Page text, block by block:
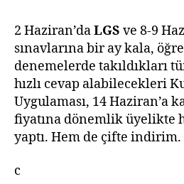
2 Haziran’daLGS ve 8-9
sınavlarına bir ay kala,
denemelerde takıldıkları
hızlı cevap alabilecekleri
Uygulaması, 14 Haziran’a
fiyatına dönemlik
yaptı. Hem de çifte indirim.
c